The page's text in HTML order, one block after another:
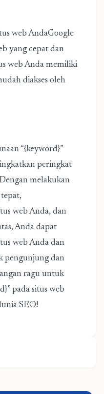
web AndaGoogle
yang cepat dan
web Anda memiliki
diakses oleh
“{keyword}”
peringkat
melakukan
web Anda, dan
Anda dapat
web Anda dan
pengunjung dan
ragu untuk
pada situs web
SEO!